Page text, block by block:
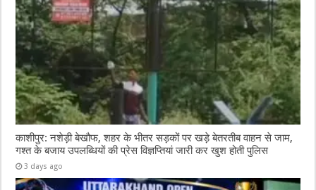
काशीपुर: नशेड़ी बेखौफ, शहर के भीतर सड़कों पर खड़े बेतरतीब वाहन से जाम,
गश्त के बजाय उपलब्धियों की प्रेस विज्ञप्तियां जारी कर खुश होती पुलिस
3 days ago